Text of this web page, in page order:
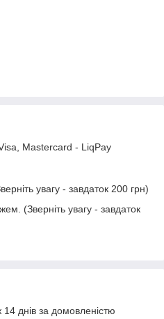
Mastercard - LiqPay
увагу - завдаток 200 грн)
(Зверніть увагу - завдаток
днів за домовленістю